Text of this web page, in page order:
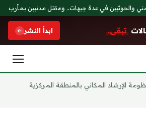
والحوثيين في عدة جبهات.. ومقتل مدنيين بمأرب
تبقى. ابدأ النشر
الإرشاد المكاني بالمنطقة المركزية